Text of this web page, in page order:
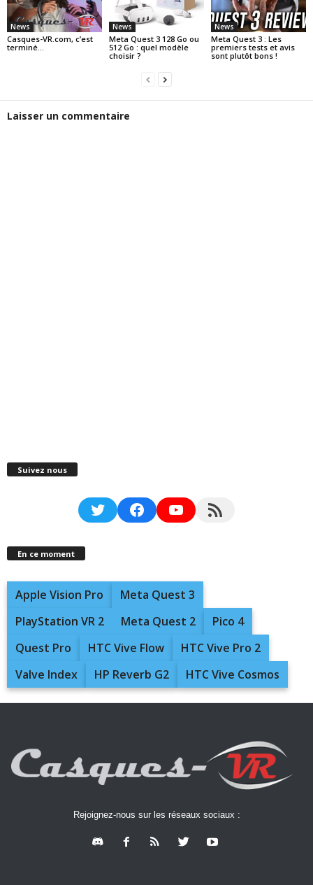
News
Casques-VR.com, c’est
terminé…
News
Meta Quest 3 128 Go ou
512 Go : quel modèle
choisir ?
News
Meta Quest 3 : Les
premiers tests et avis
sont plutôt bons !
Laisser un commentaire
Suivez nous
TwitterFacebookYouTubeRSS Feed
En ce moment
Apple Vision Pro
Meta Quest 3
PlayStation VR 2
Meta Quest 2
Pico 4
Quest Pro
HTC Vive Flow
HTC Vive Pro 2
Valve Index
HP Reverb G2 HTC Vive Cosmos
Rejoignez-nous sur les réseaux sociaux :